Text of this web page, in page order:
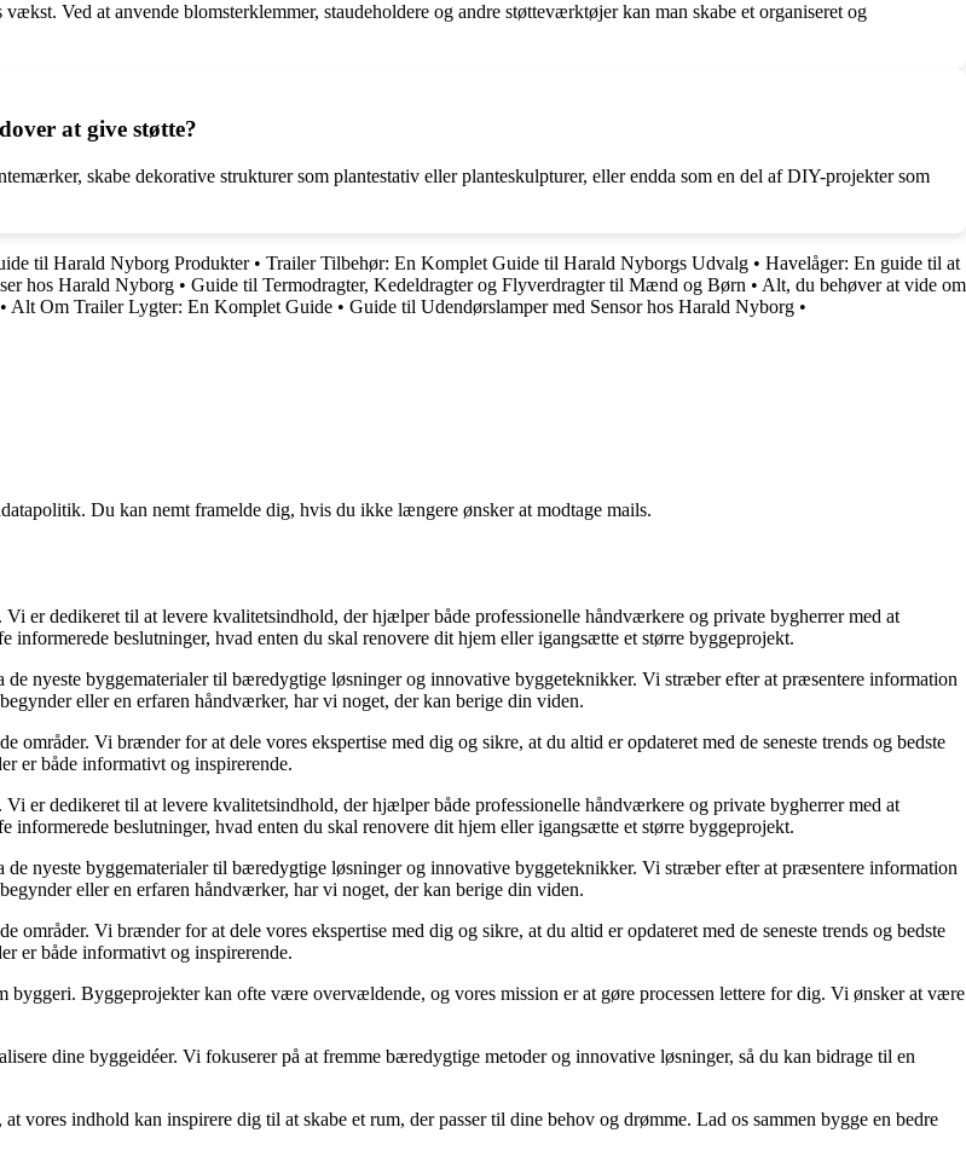
Ved at anvende blomsterklemmer, staudeholdere og andre støtteværktøjer kan man skabe et organiseret og
at give støtte?
skabe dekorative strukturer som plantestativ eller planteskulpturer, eller endda som en del af DIY-projekter som
til Harald Nyborg Produkter• Trailer Tilbehør: En Komplet Guide til Harald Nyborgs Udvalg • Havelåger: En guide til at
hos Harald Nyborg • Guide til Termodragter, Kedeldragter og Flyverdragter til Mænd og Børn • Alt, du behøver at vide om
• Alt Om Trailer Lygter: En Komplet Guide • Guide til Udendørslamper med Sensor hos Harald Nyborg •
Du kan nemt framelde dig, hvis du ikke længere ønsker at modtage mails.
er dedikeret til at levere kvalitetsindhold, der hjælper både professionelle håndværkere og private bygherrer med at
beslutninger, hvad enten du skal renovere dit hjem eller igangsætte et større byggeprojekt.
nyeste byggematerialer til bæredygtige løsninger og innovative byggeteknikker. Vi stræber efter at præsentere information
eller en erfaren håndværker, har vi noget, der kan berige din viden.
Vi brænder for at dele vores ekspertise med dig og sikre, at du altid er opdateret med de seneste trends og bedste
er både informativt og inspirerende.
er dedikeret til at levere kvalitetsindhold, der hjælper både professionelle håndværkere og private bygherrer med at
beslutninger, hvad enten du skal renovere dit hjem eller igangsætte et større byggeprojekt.
nyeste byggematerialer til bæredygtige løsninger og innovative byggeteknikker. Vi stræber efter at præsentere information
eller en erfaren håndværker, har vi noget, der kan berige din viden.
Vi brænder for at dele vores ekspertise med dig og sikre, at du altid er opdateret med de seneste trends og bedste
er både informativt og inspirerende.
Byggeprojekter kan ofte være overvældende, og vores mission er at gøre processen lettere for dig. Vi ønsker at være
dine byggeidéer. Vi fokuserer på at fremme bæredygtige metoder og innovative løsninger, så du kan bidrage til en
vores indhold kan inspirere dig til at skabe et rum, der passer til dine behov og drømme. Lad os sammen bygge en bedre